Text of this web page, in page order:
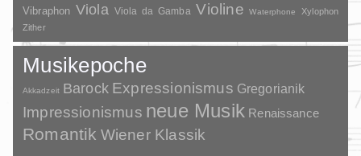
Vibraphon Viola Viola da Gamba Violine Waterphone
Xylophon
Zither
Musikepoche
Akkadzeit Barock Expressionismus Gregorianik
Impressionismus neue Musik Renaissance
Romantik Wiener Klassik